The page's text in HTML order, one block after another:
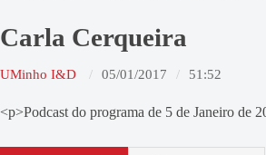
Carla Cerqueira
UMinho I&D 05/01/2017 51:52
<p>Podcast do programa de 5 de Janeiro de